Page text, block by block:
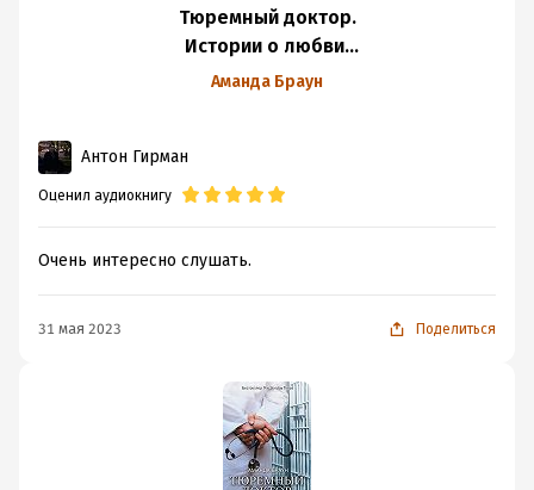
Тюремный доктор.
Истории о любви,
вере и сострадании
Аманда Браун
Антон Гирман
Оценил аудиокнигу
Очень интересно слушать.
31 мая 2023 Поделиться